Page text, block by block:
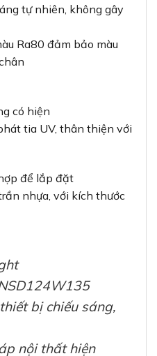
tự nhiên, không gây
Ra80 đảm bảo màu
có hiện
tia UV, thân thiện với
để lắp đặt
nhựa, với kích thước
bị chiếu sáng,
nội thất hiện